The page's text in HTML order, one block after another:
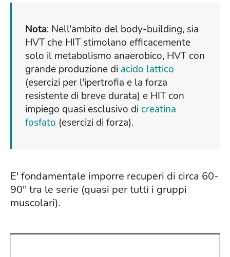
Nota: Nell'ambito del body-building, sia
HVT che HIT stimolano efficacemente
solo il metabolismo anaerobico, HVT con
grande produzione di acido lattico
(esercizi per l'ipertrofia e la forza
resistente di breve durata) e HIT con
impiego quasi esclusivo di creatina
fosfato (esercizi di forza).
E' fondamentale imporre recuperi di circa 60-
90'' tra le serie (quasi per tutti i gruppi
muscolari).